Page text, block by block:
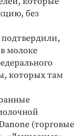
без
молоке
которых там
(торговые